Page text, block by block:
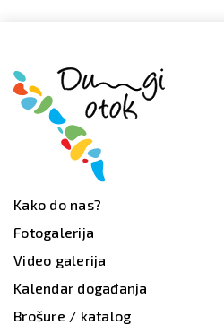
Kako do nas?
Fotogalerija
Video galerija
Kalendar događanja
Brošure / katalog